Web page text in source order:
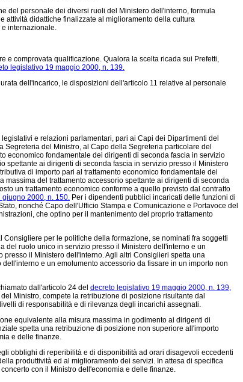
del personale dei diversi ruoli del Ministero dell'interno, formula
attività didattiche finalizzate al miglioramento della cultura
internazionale.
comprovata qualificazione. Qualora la scelta ricada sui Prefetti,
legislativo 19 maggio 2000, n. 139.
dell'incarico, le disposizioni dell'articolo 11 relative al personale
e relazioni parlamentari, pari ai Capi dei Dipartimenti del
del Ministro, al Capo della Segreteria particolare del
economico fondamentale dei dirigenti di seconda fascia in servizio
spettante ai dirigenti di seconda fascia in servizio presso il Ministero
di importo pari al trattamento economico fondamentale dei
del trattamento accessorio spettante ai dirigenti di seconda
un trattamento economico conforme a quello previsto dal contratto
giugno 2000, n. 150. Per i dipendenti pubblici incaricati delle funzioni di
nonché Capo dell'Ufficio Stampa e Comunicazione e Portavoce del
che optino per il mantenimento del proprio trattamento
per le politiche della formazione, se nominati fra soggetti
del ruolo unico in servizio presso il Ministero dell'interno e un
il Ministero dell'interno. Agli altri Consiglieri spetta una
e un emolumento accessorio da fissare in un importo non
dall'articolo 24 del decreto legislativo 19 maggio 2000, n. 139,
Ministro, compete la retribuzione di posizione risultante dal
di responsabilità e di rilevanza degli incarichi assegnati.
equivalente alla misura massima in godimento ai dirigenti di
spetta una retribuzione di posizione non superiore all'importo
e delle finanze.
obblighi di reperibilità e di disponibilità ad orari disagevoli eccedenti
produttività ed al miglioramento dei servizi. In attesa di specifica
con il Ministro dell'economia e delle finanze.